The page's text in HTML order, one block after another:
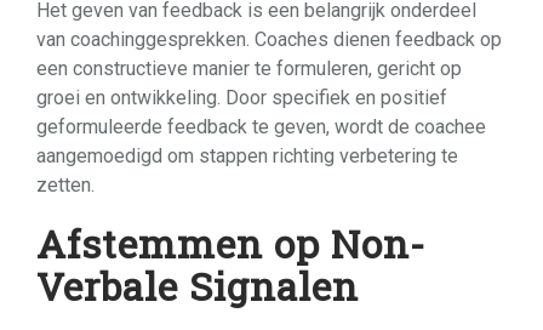
Het geven van feedback is een belangrijk onderdeel
van coachinggesprekken. Coaches dienen feedback op
een constructieve manier te formuleren, gericht op
groei en ontwikkeling. Door specifiek en positief
geformuleerde feedback te geven, wordt de coachee
aangemoedigd om stappen richting verbetering te
zetten.
Afstemmen op Non-
Verbale Signalen